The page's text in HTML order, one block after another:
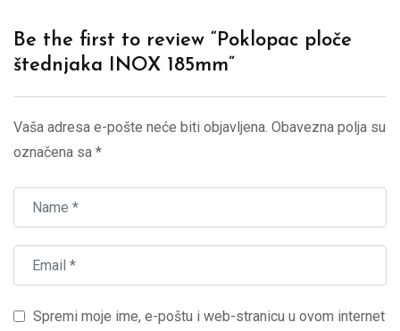
Be the first to review “Poklopac ploče
štednjaka INOX 185mm”
Vaša adresa e-pošte neće biti objavljena. Obavezna polja su
označena sa *
Spremi moje ime, e-poštu i web-stranicu u ovom internet